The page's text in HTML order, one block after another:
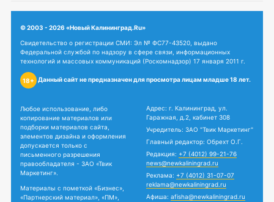
© 2003 - 2026 «Новый Калининград.Ru»
Свидетельство о регистрации СМИ: Эл № ФС77-43520, выдано
Федеральной службой по надзору в сфере связи, информационных
технологий и массовых коммуникаций (Роскомнадзор) 17 января 2011 г.
18+ Данный сайт не предназначен для просмотра лицам младше 18 лет.
Любое использование, либо
копирование материалов или
подборки материалов сайта,
элементов дизайна и оформления
допускается только с
письменного разрешения
правообладателя - ЗАО «Твик
Маркетинг».
Материалы с пометкой «Бизнес»,
«Партнерский материал», «ПМ»,
Адрес: г. Калининград, ул.
Гаражная, д.2, кабинет 308
Учредитель: ЗАО "Твик Маркетинг"
Главный редактор: Обрехт О.Г.
Редакция: +7 (4012) 99-21-76
news@newkaliningrad.ru
Реклама: +7 (4012) 31-07-07
reklama@newkaliningrad.ru
Афиша: afisha@newkaliningrad.ru